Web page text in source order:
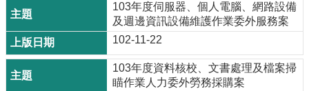
103年度伺服器、個人電腦、網路設備
及週邊資訊設備維護作業委外服務案
102-11-22
103年度資料核校、文書處理及檔案掃
瞄作業人力委外勞務採購案